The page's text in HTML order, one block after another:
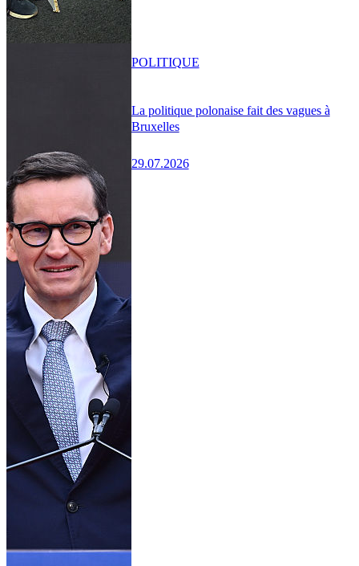
La politique polonaise fait des vagues à
Bruxelles
29.07.2026
POLITIQUE